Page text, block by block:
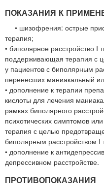
ПОКАЗАНИЯ К
• шизофрения: острые
терапия;
• биполярное расстройство
поддерживающая терапия с
у пациентов с биполярным
перенесших маниакальный
• дополнение к терапии
кислоты для лечения
рамках биполярного
психотических симптомов
терапия с целью
биполярным расстройством I
• дополнение к
депрессивном расстройстве.
ПРОТИВОПОКАЗАНИЯ